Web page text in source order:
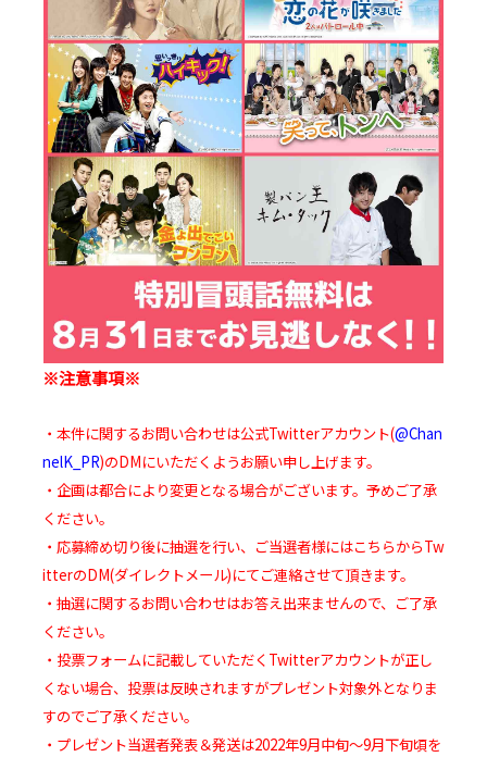
※注意事項※
・本件に関するお問い合わせは公式Twitterアカウント(@Chan
nelK_PR)のDMにいただくようお願い申し上げます。
・企画は都合により変更となる場合がございます。予めご了承
ください。
・応募締め切り後に抽選を行い、ご当選者様にはこちらからTw
itterのDM(ダイレクトメール)にてご連絡させて頂きます。
・抽選に関するお問い合わせはお答え出来ませんので、ご了承
ください。
・投票フォームに記載していただくTwitterアカウントが正し
くない場合、投票は反映されますがプレゼント対象外となりま
すのでご了承ください。
・プレゼント当選者発表＆発送は2022年9月中旬～9月下旬頃を